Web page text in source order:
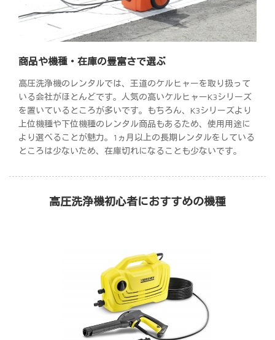
商品や機種・在庫の豊富さで選ぶ
高圧洗浄機のレンタルでは、王道のケルヒャーを取り扱って
いる会社がほとんどです。人気の高いケルヒャーK3シリーズ
を置いているところが多いです。もちろん、K3シリーズより
上位機種や下位機種のレンタル商品もあるため、使用用途に
より選べることが魅力。1ヵ月以上の長期レンタルをしている
ところは少ないため、在庫切れになることも少ないです。
高圧洗浄機初心者におすすめの機種